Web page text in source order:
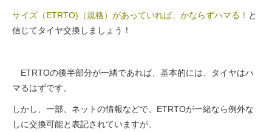
サイズ（ETRTO)（規格）があっていれば、かならずハマる！ と
信じてタイヤ交換しましょう！
ETRTOの後半部分が一緒であれば、基本的には、タイヤはハ
マるはずです。
しかし、一部、ネットの情報などで、ETRTOが一緒なら例外な
しに交換可能と表記されていますが、